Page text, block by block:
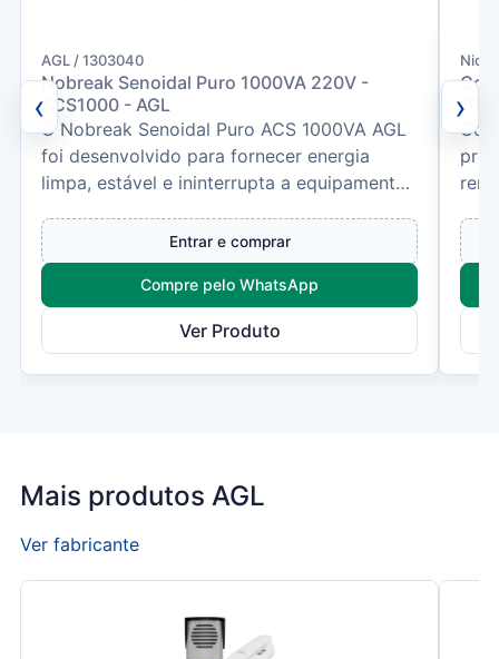
‹
AGL / 1303040
Nobreak Senoidal Puro 1000VA 220V -
ACS1000 - AGL
O Nobreak Senoidal Puro ACS 1000VA AGL
foi desenvolvido para fornecer energia
limpa, estável e ininterrupta a equipamentos
Entrar e comprar
Compre pelo WhatsApp
Ver Produto
Nice
10 -
›
Mais produtos AGL
Ver fabricante